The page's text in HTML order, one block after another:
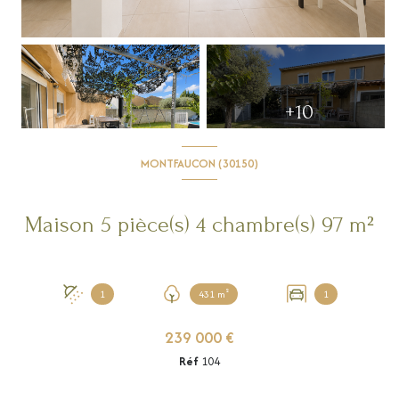
+10
MONTFAUCON (30150)
Maison 5 pièce(s) 4 chambre(s) 97 m²
1 431 m² 1
239 000 €
Réf 104